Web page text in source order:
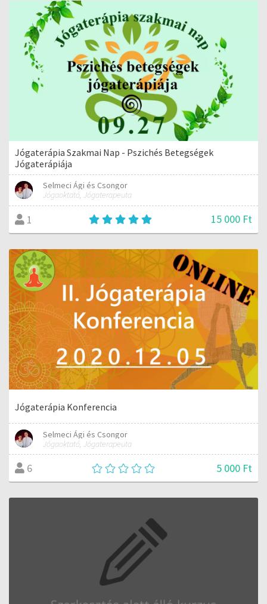
Jógaterápia Szakmai Nap - Pszichés Betegségek
Jógaterápiája
Selmeci Ági és Csongor
Jógaoktató, Jógaterapeuta
1 15 000 Ft
Jógaterápia Konferencia
Selmeci Ági és Csongor
Jógaoktató, Jógaterapeuta
6 5 000 Ft